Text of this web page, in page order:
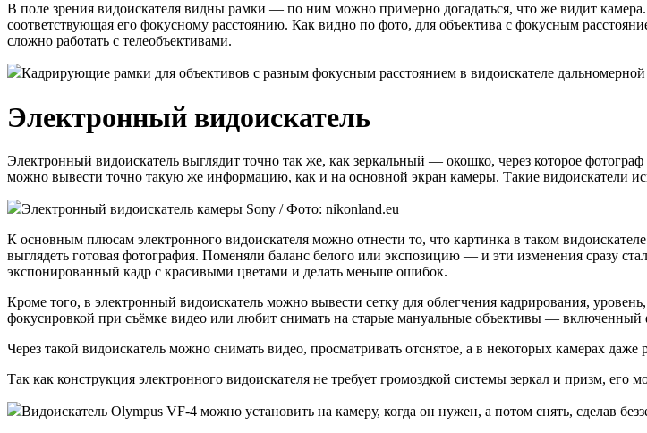
В поле зрения видоискателя видны рамки — по ним можно примерно догадаться, что же видит
соответствующая его фокусному расстоянию. Как видно по фото, для объектива с фокусным
сложно работать с телеобъективами.
Кадрирующие рамки для объективов с разным фокусным расстоянием в видоискателе
Электронный видоискатель
Электронный видоискатель выглядит точно так же, как зеркальный — окошко, через которое
можно вывести точно такую же информацию, как и на основной экран камеры. Такие видоискатели
Электронный видоискатель камеры Sony / Фото: nikonland.eu
К основным плюсам электронного видоискателя можно отнести то, что картинка в таком
выглядеть готовая фотография. Поменяли баланс белого или экспозицию — и эти изменения сразу
экспонированный кадр с красивыми цветами и делать меньше ошибок.
Кроме того, в электронный видоискатель можно вывести сетку для облегчения кадрирования,
фокусировкой при съёмке видео или любит снимать на старые мануальные объективы — включенный
Через такой видоискатель можно снимать видео, просматривать отснятое, а в некоторых камерах даже
Так как конструкция электронного видоискателя не требует громоздкой системы зеркал и призм,
Видоискатель Olympus VF-4 можно установить на камеру, когда он нужен, а потом снять, сделав